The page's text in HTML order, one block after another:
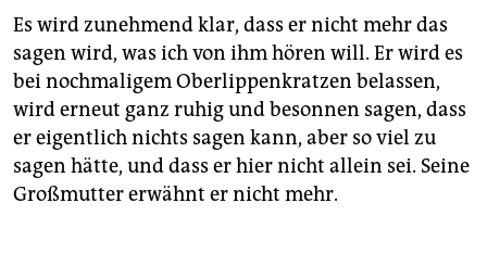
Es wird zunehmend klar, dass er nicht mehr das
sagen wird, was ich von ihm hören will. Er wird es
bei nochmaligem Oberlippenkratzen belassen,
wird erneut ganz ruhig und besonnen sagen, dass
er eigentlich nichts sagen kann, aber so viel zu
sagen hätte, und dass er hier nicht allein sei. Seine
Großmutter erwähnt er nicht mehr.